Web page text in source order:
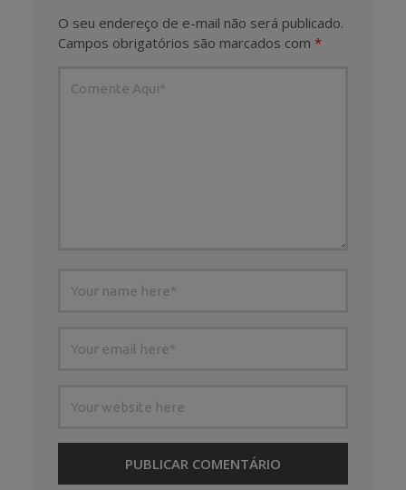
O seu endereço de e-mail não será publicado.
Campos obrigatórios são marcados com *